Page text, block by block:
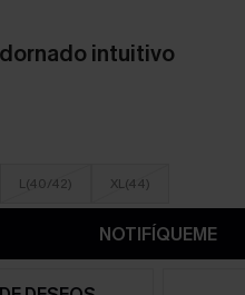
intuitivo
L(40/42) XL(44)
NOTIFÍQUEME